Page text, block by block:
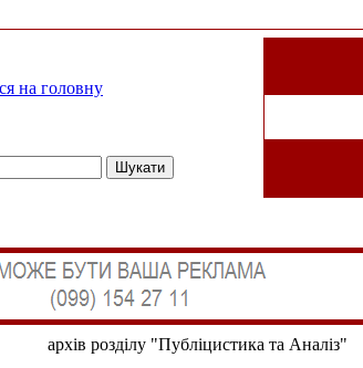
архів розділу "Публіцистика та Аналіз"